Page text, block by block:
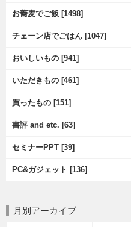
お蕎麦でご飯 [1498]
チェーン店でごはん [1047]
おいしいもの [941]
いただきもの [461]
買ったもの [151]
書評 and etc. [63]
セミナーPPT [39]
PC&ガジェット [136]
月別アーカイブ